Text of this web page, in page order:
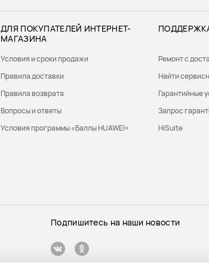
ДЛЯ ПОКУПАТЕЛЕЙ ИНТЕРНЕТ-
МАГАЗИНА
Условия и сроки продажи
Правила доставки
Правила возврата
Вопросы и ответы
Условия программы «Баллы HUAWEI»
Ремонт с
Найти
Гарантийные
Запрос
HiSuite
Подпишитесь на наши новости